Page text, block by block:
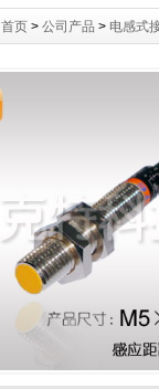
首页 > 公司产品 > 电感式